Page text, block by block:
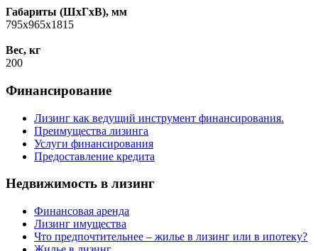
Габариты (ШхГхВ), мм
795х965х1815
Вес, кг
200
Финансирование
Лизинг как ведущий инструмент финансирования.
Преимущества лизинга
Услуги финансирования
Предоставление кредита
Недвижимость в лизинг
Финансовая аренда
Лизинг имущества
Что предпочтительнее – жилье в лизинг или в ипотеку?